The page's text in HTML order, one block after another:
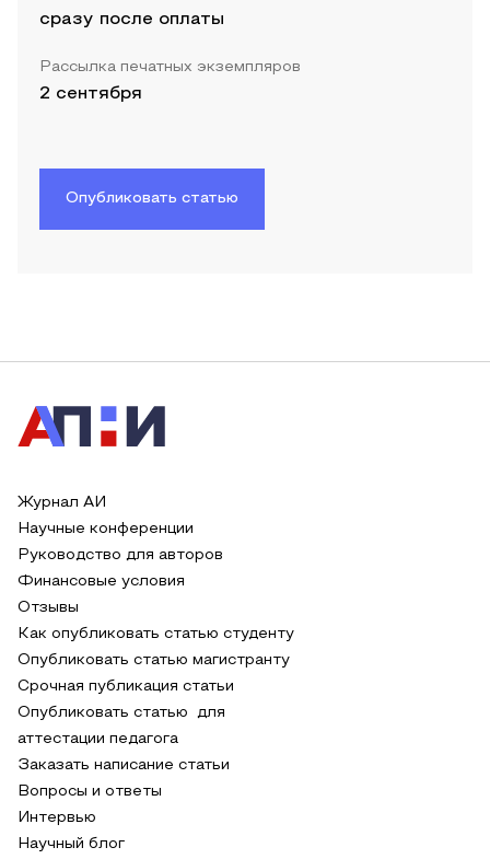
сразу после оплаты
Рассылка печатных экземпляров
2 сентября
Опубликовать статью
Журнал АИ
Научные конференции
Руководство для авторов
Финансовые условия
Отзывы
Как опубликовать статью студенту
Опубликовать статью магистранту
Срочная публикация статьи
Опубликовать статью для
аттестации педагога
Заказать написание статьи
Вопросы и ответы
Интервью
Научный блог